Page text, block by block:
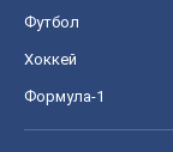
Футбол
Хоккей
Формула-1